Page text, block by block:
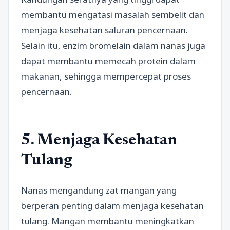
membantu mengatasi masalah sembelit dan
menjaga kesehatan saluran pencernaan.
Selain itu, enzim bromelain dalam nanas juga
dapat membantu memecah protein dalam
makanan, sehingga mempercepat proses
pencernaan.
5. Menjaga Kesehatan
Tulang
Nanas mengandung zat mangan yang
berperan penting dalam menjaga kesehatan
tulang. Mangan membantu meningkatkan